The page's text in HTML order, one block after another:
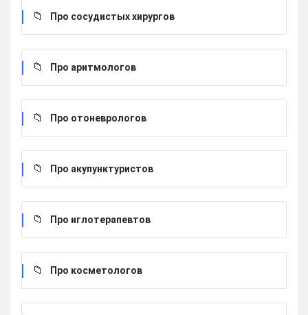
Про сосудистых хирургов
Про аритмологов
Про отоневрологов
Про акупунктуристов
Про иглотерапевтов
Про косметологов